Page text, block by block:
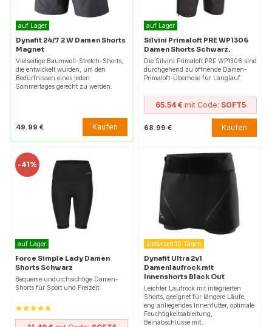
auf Lager
Dynafit 24/7 2 W Damen Shorts
Magnet
Vielseitige Baumwoll-Stretch-Shorts,
die entwickelt wurden, um den
Bedürfnissen eines jeden
Sommertages gerecht zu werden.
49.99 € Kaufen
auf Lager
Silvini Primaloft PRE WP1306
Damen Shorts Schwarz.
Die Silvini Primaloft PRE WP1306 sind
durchgehend zu öffnende Damen-
Primaloft-Überhose für Langlauf.
65.54 € mit Code: SOFT5
68.99 € Kaufen
-41%
auf Lager
Force Simple Lady Damen
Shorts Schwarz
Bequeme undurchsichtige Damen-
Shorts für Sport und Freizeit.
Lieferzeit 10 Tagen
Dynafit Ultra 2v1
Damenlaufrock mit
Innenshorts Black Out
Leichter Laufrock mit integrierten
Shorts, geeignet für längere Läufe,
eng anliegendes Innenfutter, optimale
Feuchtigkeitsableitung,
Beinabschlüsse mit…